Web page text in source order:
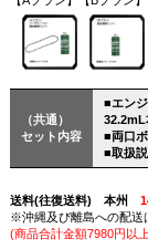
（共通）
セット内容
■エン
32.2mL
■両口
■取扱
送料(往復送料) 本州
※沖縄及び離島への配送
(商品合計金額7980円以